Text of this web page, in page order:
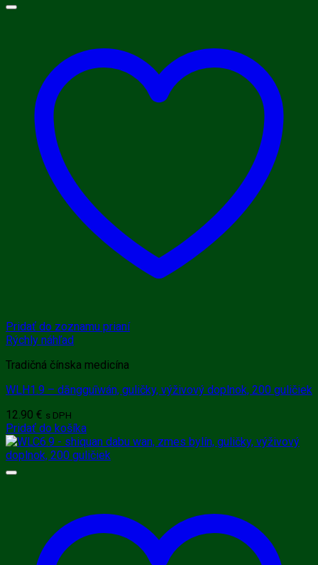
Pridať do zoznamu prianí
Rýchly náhľad
Tradičná čínska medicína
WLH1.9 – dāngguīwán, guličky, výživový doplnok, 200 guličiek
12.90 € s DPH
Pridať do košíka